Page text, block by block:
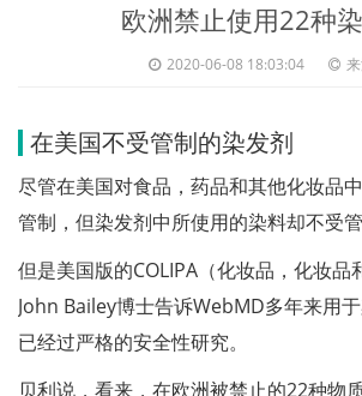
欧洲禁止使用22种
2020-06-08 18:03:04 来
在美国不受管制的染发剂
尽管在美国对食品，药品和其他化妆品
管制，但染发剂中所使用的染料却不受管
但是美国版的COLIPA（化妆品，化妆品
John Bailey博士告诉WebMD多年来用
已经过严格的安全性研究。
贝利说，看来，在欧洲被禁止的22种物